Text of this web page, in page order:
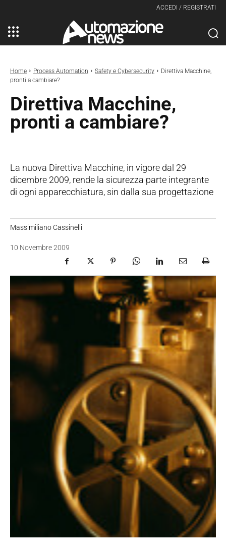
ACCEDI / REGISTRATI
Home Process Automation Safety e Cybersecurity
Direttiva Macchine,
pronti a cambiare?
Direttiva Macchine,
pronti a cambiare?
La nuova Direttiva Macchine, in vigore dal 29
dicembre 2009, rende la sicurezza parte integrante
di ogni apparecchiatura, sin dalla sua progettazione
Massimiliano Cassinelli
10 Novembre 2009